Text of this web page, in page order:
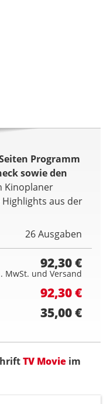
Programm
sowie den
Kinoplaner
aus der
26 Ausgaben
92,30 €
MwSt. und Versand
92,30 €
35,00 €
TV Movie im